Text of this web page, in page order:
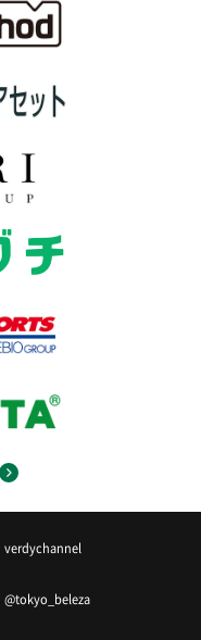
verdychannel
@tokyo_beleza